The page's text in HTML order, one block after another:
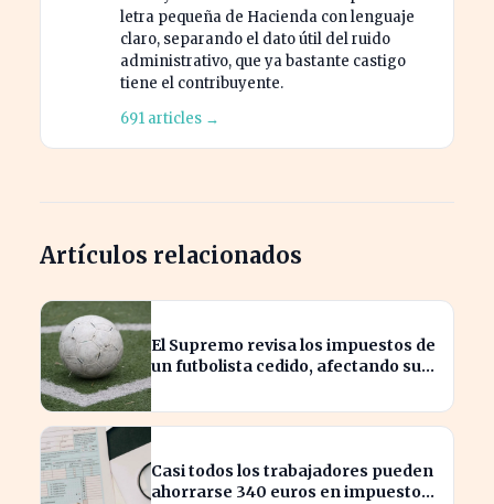
letra pequeña de Hacienda con lenguaje
claro, separando el dato útil del ruido
administrativo, que ya bastante castigo
tiene el contribuyente.
691 articles →
Artículos relacionados
El Supremo revisa los impuestos de
un futbolista cedido, afectando su
Casi todos los trabajadores pueden
ahorrarse 340 euros en impuestos,